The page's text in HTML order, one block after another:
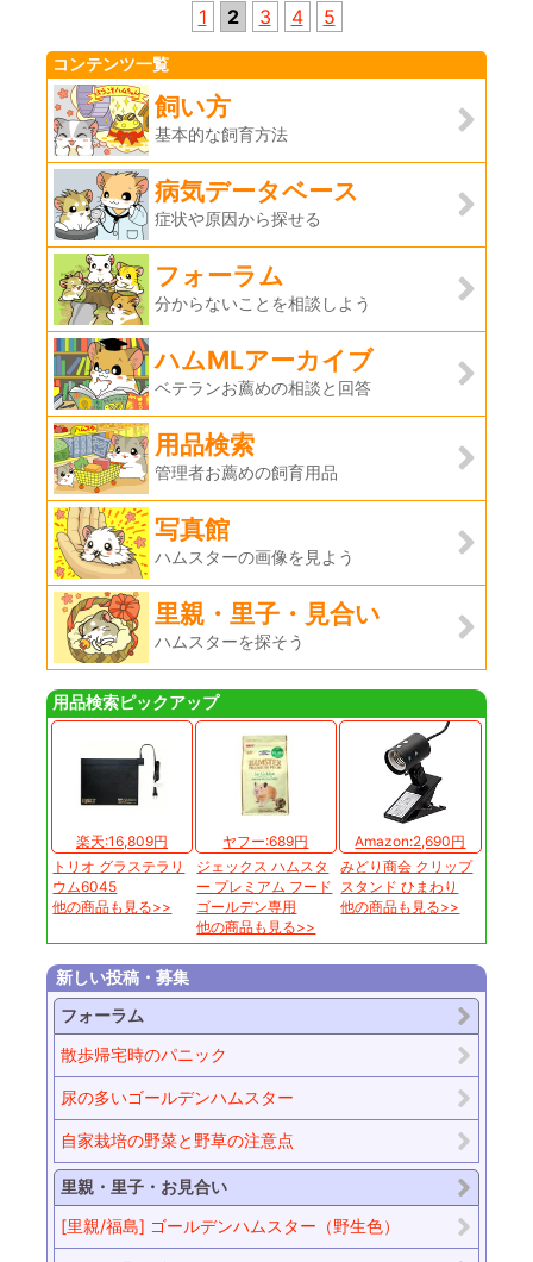
1
2 3 4 5
コンテンツ一覧
飼い方
基本的な飼育方法
病気データベース
症状や原因から探せる
フォーラム
分からないことを相談しよう
ハムMLアーカイブ
ベテランお薦めの相談と回答
用品検索
管理者お薦めの飼育用品
写真館
ハムスターの画像を見よう
里親・里子・見合い
ハムスターを探そう
用品検索ピックアップ
楽天:16,809円
トリオ グラステラリ
ウム6045
他の商品も見る>>
ヤフー:689円
ジェックス ハムスタ
ー プレミアム フード
ゴールデン専用
他の商品も見る>>
Amazon:2,690円
みどり商会 クリップ
スタンド ひまわり
他の商品も見る>>
新しい投稿・募集
フォーラム
散歩帰宅時のパニック
尿の多いゴールデンハムスター
自家栽培の野菜と野草の注意点
里親・里子・お見合い
[里親/福島] ゴールデンハムスター（野生色）